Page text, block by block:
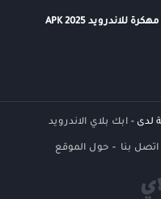
ابك بلاي الاندرويد
اتصل بنا حول الموقع